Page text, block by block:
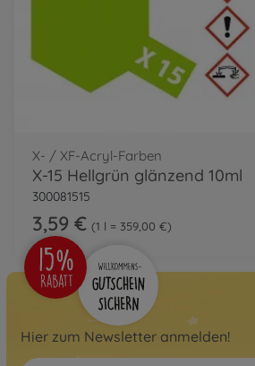
X- / XF-Acryl-Farben
X-15 Hellgrün glänzend 10ml
300081515
3,59 € 1 l = 359,00 €
Hier zum Newsletter anmelden!